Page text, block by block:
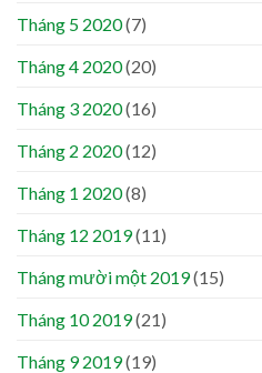
Tháng 5 2020(7)
Tháng 4 2020(20)
Tháng 3 2020(16)
Tháng 2 2020(12)
Tháng 1 2020(8)
Tháng 12 2019(11)
Tháng mười một 2019(15)
Tháng 10 2019(21)
Tháng 9 2019(19)